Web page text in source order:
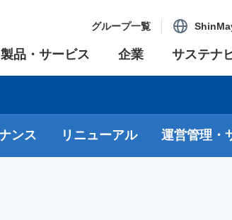
製品・サービス 企業 サステナ
グループ一覧
ンス リニューアル 運営管理・